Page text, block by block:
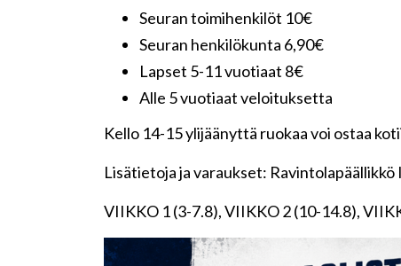
Seuran toimihenkilöt 10€
Seuran henkilökunta 6,90€
Lapset 5-11 vuotiaat 8€
Alle 5 vuotiaat veloituksetta
Kello 14-15 ylijäänyttä ruokaa voi ostaa
Lisätietoja ja varaukset:
VIIKKO 1 (3-7.8), VIIKKO 2 (10-14.8),